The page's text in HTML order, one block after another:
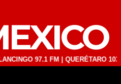
97.1 FM | QUERÉTARO 103.1